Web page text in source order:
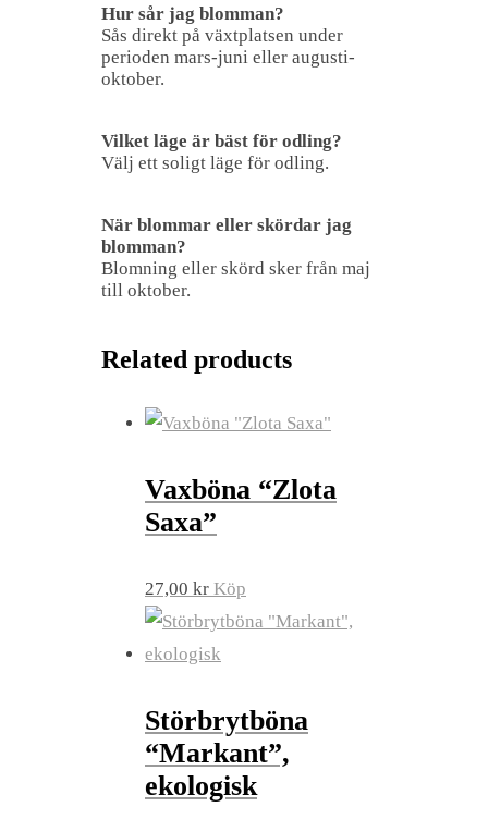
Hur sår jag blomman?
Sås direkt på växtplatsen under
perioden mars-juni eller augusti-
oktober.
Vilket läge är bäst för odling?
Välj ett soligt läge för odling.
När blommar eller skördar jag
blomman?
Blomning eller skörd sker från maj
till oktober.
Related products
Vaxböna “Zlota
Saxa”
27,00 kr Köp
Störbrytböna
“Markant”,
ekologisk